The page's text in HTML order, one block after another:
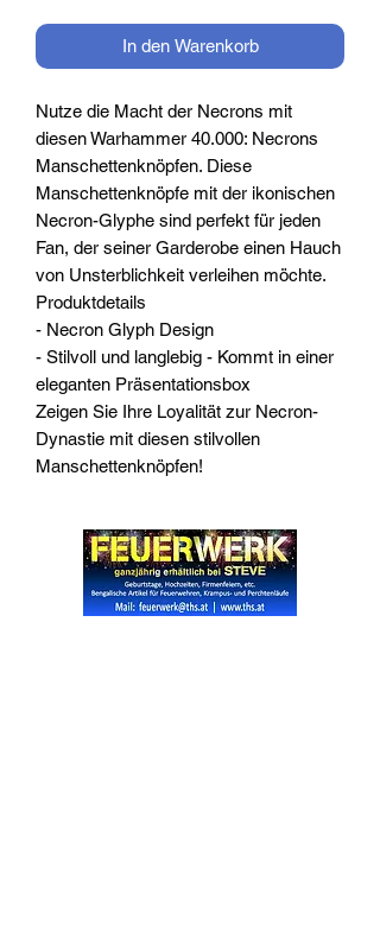
In den Warenkorb
Nutze die Macht der Necrons mit
diesen Warhammer 40.000: Necrons
Manschettenknöpfen. Diese
Manschettenknöpfe mit der ikonischen
Necron-Glyphe sind perfekt für jeden
Fan, der seiner Garderobe einen Hauch
von Unsterblichkeit verleihen möchte.
Produktdetails
- Necron Glyph Design
- Stilvoll und langlebig - Kommt in einer
eleganten Präsentationsbox
Zeigen Sie Ihre Loyalität zur Necron-
Dynastie mit diesen stilvollen
Manschettenknöpfen!